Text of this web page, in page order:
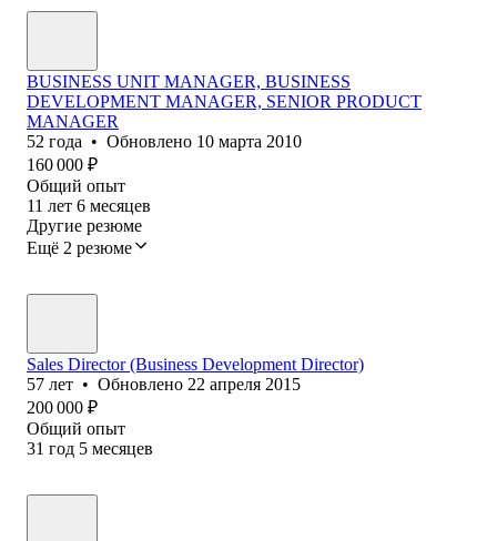
BUSINESS UNIT MANAGER, BUSINESS
DEVELOPMENT MANAGER, SENIOR PRODUCT
MANAGER
52 года • Обновлено 10 марта 2010
160 000 ₽
Общий опыт
11 лет 6 месяцев
Другие резюме
Ещё 2 резюме
Sales Director (Business Development Director)
57 лет • Обновлено 22 апреля 2015
200 000 ₽
Общий опыт
31 год 5 месяцев